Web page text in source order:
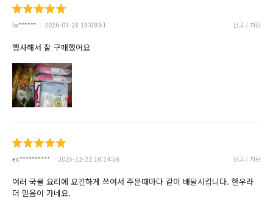
lo****** 2026-01-28 18:09:51 신고 / 차단
행사해서 잘 구매했어요
ec********** 2025-12-22 16:14:56 신고 / 차단
여러 국물 요리에 요긴하게 쓰여서 주문때마다 같이 배달시킵니다. 한우라
더 믿음이 가네요.